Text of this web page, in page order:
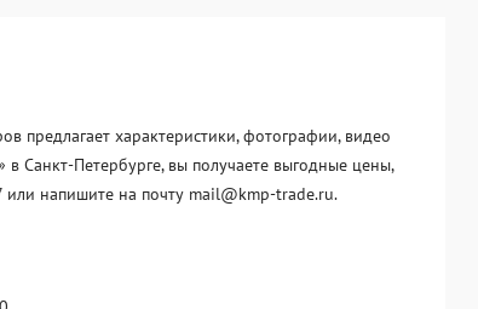
предлагает характеристики, фотографии, видео
Санкт-Петербурге, вы получаете выгодные цены,
или напишите на почту mail@kmp-trade.ru.